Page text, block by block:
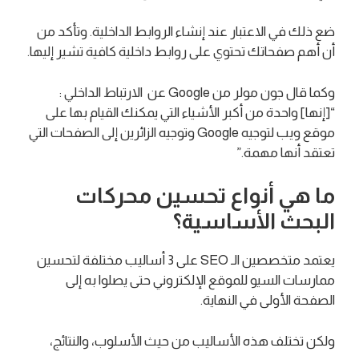
ضع ذلك في الاعتبار عند إنشاء الروابط الداخلية. وتأكد من
أن أهم صفحاتك تحتوي على روابط داخلية كافية تشير إليها.
وكما قال جون مولر من Google عن الارتباط الداخلي :
“[إنها] واحدة من أكبر الأشياء التي يمكنك القيام بها على
موقع ويب لتوجيه Google وتوجيه الزائرين إلى الصفحات التي
تعتقد أنها مهمة.”
ما هي أنواع تحسين محركات
البحث الأساسية؟
يعتمد متخصصين الـ SEO على 3 أساليب مختلفة لتحسين
ممارسات السيو للموقع الإلكتروني حتى يصلوا به إلى
الصفحة الأولى في النهاية.
ولكن تختلف هذه الأساليب من حيث الأسلوب، والنتائج،